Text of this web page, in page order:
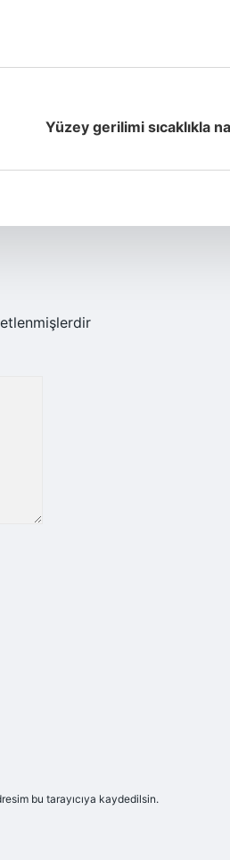
Yüzey gerilimi sıcaklıkla
bu tarayıcıya kaydedilsin.